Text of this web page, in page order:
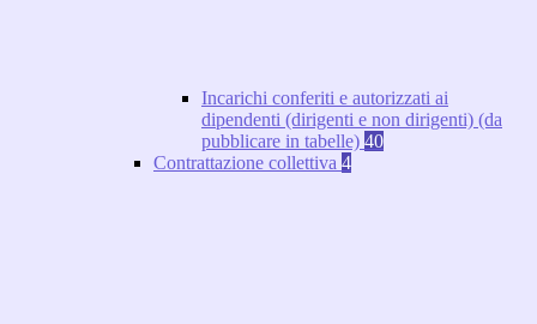
Incarichi conferiti e autorizzati ai
dipendenti (dirigenti e non dirigenti) (da
pubblicare in tabelle) 40
Contrattazione collettiva 4